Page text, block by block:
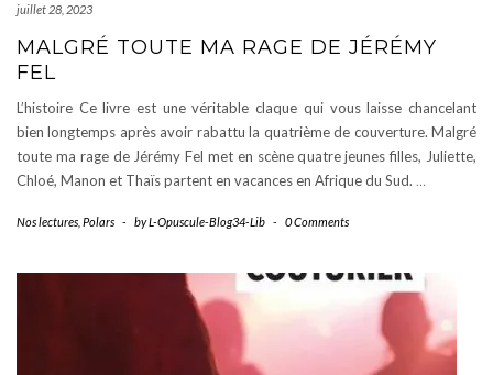
juillet 28, 2023
MALGRÉ TOUTE MA RAGE DE JÉRÉMY
FEL
L’histoire Ce livre est une véritable claque qui vous laisse chancelant
bien longtemps après avoir rabattu la quatrième de couverture. Malgré
toute ma rage de Jérémy Fel met en scène quatre jeunes filles, Juliette,
Chloé, Manon et Thaïs partent en vacances en Afrique du Sud. …
Nos lectures Polars - byL-Opuscule-Blog34-Lib - 0 Comments